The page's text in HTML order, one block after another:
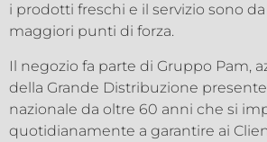
i prodotti freschi e il servizio sono
maggiori punti di forza.
Il negozio fa parte di Gruppo Pam,
della Grande Distribuzione
nazionale da oltre 60 anni che si
quotidianamente a garantire ai